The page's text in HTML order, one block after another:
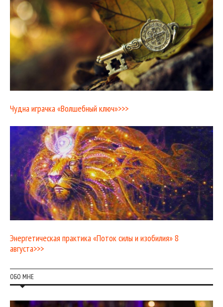
Чудна играчка «Волшебный ключ»>>>
Энергетическая практика «Поток силы и изобилия» 8
августа>>>
ОБО МНЕ